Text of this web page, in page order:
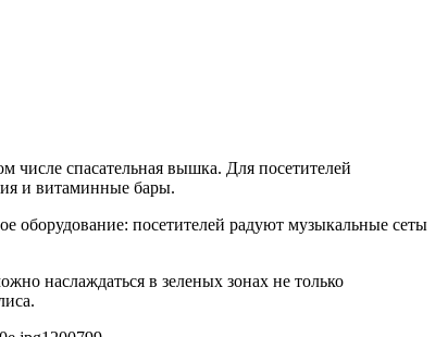
спасательная вышка. Для посетителей
и витаминные бары.
оборудование: посетителей радуют музыкальные сеты
наслаждаться в зеленых зонах не только